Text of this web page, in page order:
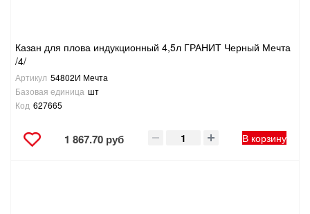
Казан для плова индукционный 4,5л ГРАНИТ Черный Мечта
/4/
Артикул 54802И Мечта
Базовая единица шт
Код 627665
1 867.70 руб В корзину